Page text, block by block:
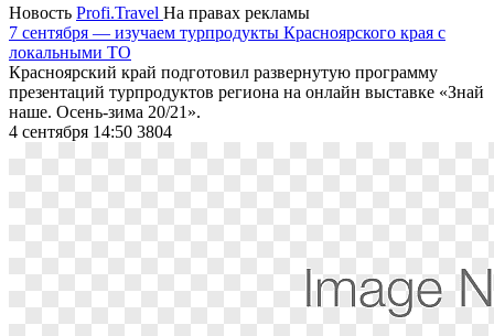
Новость Profi.Travel На правах рекламы
7 сентября — изучаем турпродукты Красноярского края с
локальными ТО
Красноярский край подготовил развернутую программу
презентаций турпродуктов региона на онлайн выставке «Знай
наше. Осень-зима 20/21».
4 сентября 14:50 3804